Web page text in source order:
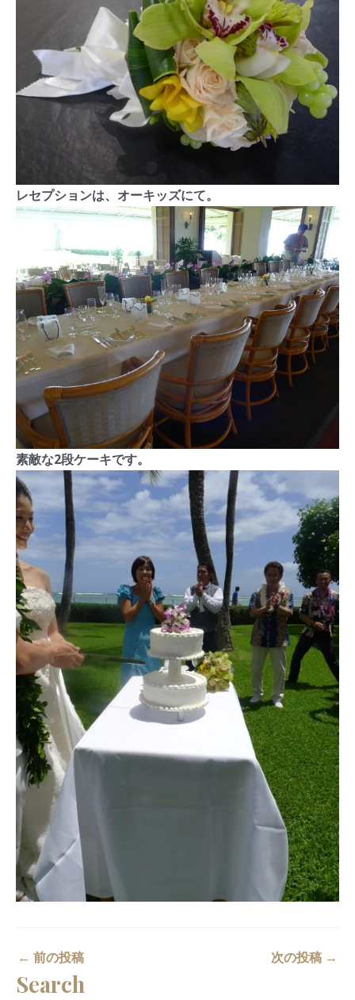
レセプションは、オーキッズにて。
素敵な2段ケーキです。
← 前の投稿 次の投稿 →
Search